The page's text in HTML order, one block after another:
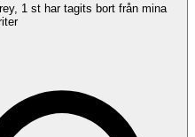
1 st har tagits bort från mina